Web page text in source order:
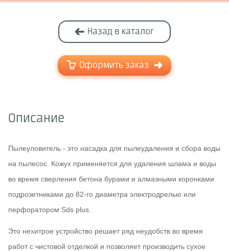
Назад в каталог
Оформить заказ
Описание
Пылеуловитель - это насадка для пылеудаления и сбора воды
на пылесос. Кожух применяется для удаления шлама и воды
во время сверления бетона бурами и алмазными коронками
подрозетниками до 82-го диаметра электродрелью или
перфоратором Sds plus.
Это нехитрое устройство решает ряд неудобств во время
работ с чистовой отделкой и позволяет производить сухое